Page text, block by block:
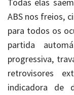
Todas elas
ABS nos freios,
para todos os
partida
progressiva,
retrovisores
indicadora de